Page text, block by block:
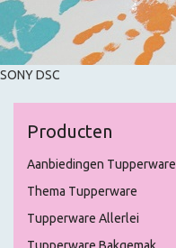
SONY DSC
Producten
Aanbiedingen Tupperware
Thema Tupperware
Tupperware Allerlei